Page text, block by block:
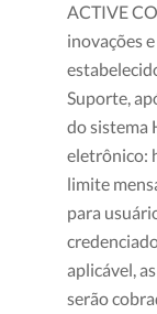
ACTIVE
inovações
Suporte,
do sistema
eletrônico:
limite
para
aplicável,
serão